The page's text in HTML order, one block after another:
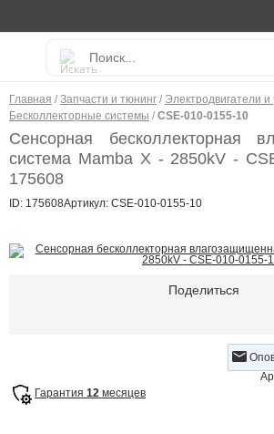
Главная / Запчасти и тюнинг / Электродвигатели и
Бесколлекторные системы / CSE-010-0155-10
Сенсорная бесколлекторная
система Mamba X - 2850kV -
175608
ID: 175608Артикул: CSE-010-0155-10
Поделиться
Гарантия 12 месяцев